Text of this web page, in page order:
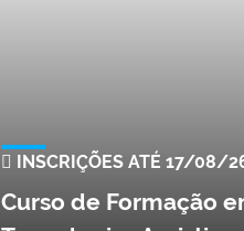
INSCRIÇÕES ATÉ 17/08/
Curso de Formação